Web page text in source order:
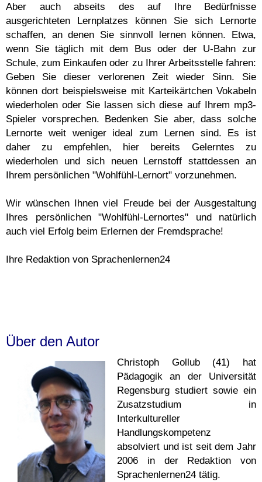
Aber auch abseits des auf Ihre Bedürfnisse
ausgerichteten Lernplatzes können Sie sich Lernorte
schaffen, an denen Sie sinnvoll lernen können. Etwa,
wenn Sie täglich mit dem Bus oder der U-Bahn zur
Schule, zum Einkaufen oder zu Ihrer Arbeitsstelle fahren:
Geben Sie dieser verlorenen Zeit wieder Sinn. Sie
können dort beispielsweise mit Karteikärtchen Vokabeln
wiederholen oder Sie lassen sich diese auf Ihrem mp3-
Spieler vorsprechen. Bedenken Sie aber, dass solche
Lernorte weit weniger ideal zum Lernen sind. Es ist
daher zu empfehlen, hier bereits Gelerntes zu
wiederholen und sich neuen Lernstoff stattdessen an
Ihrem persönlichen "Wohlfühl-Lernort" vorzunehmen.
Wir wünschen Ihnen viel Freude bei der Ausgestaltung
Ihres persönlichen "Wohlfühl-Lernortes" und natürlich
auch viel Erfolg beim Erlernen der Fremdsprache!
Ihre Redaktion von Sprachenlernen24
Über den Autor
Christoph Gollub (41) hat
Pädagogik an der Universität
Regensburg studiert sowie ein
Zusatzstudium in
Interkultureller
Handlungskompetenz
absolviert und ist seit dem Jahr
2006 in der Redaktion von
Sprachenlernen24 tätig.